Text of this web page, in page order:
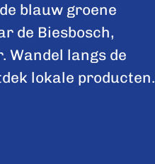
blauw groene
de Biesbosch,
Wandel langs de
lokale producten.